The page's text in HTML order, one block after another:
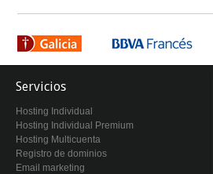
Servicios
Hosting Individual
Hosting Individual Premium
Hosting Multicuenta
Registro de dominios
Email marketing